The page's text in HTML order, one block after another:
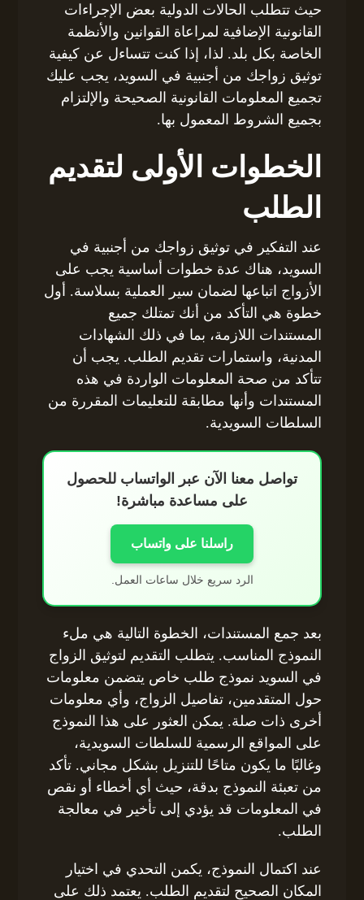
حيث تتطلب الحالات الدولية بعض الإجراءات
القانونية الإضافية لمراعاة القوانين والأنظمة
الخاصة بكل بلد. لذا، إذا كنت تتساءل عن كيفية
توثيق زواجك من أجنبية في السويد، يجب عليك
تجميع المعلومات القانونية الصحيحة والإلتزام
بجميع الشروط المعمول بها.
الخطوات الأولى لتقديم
الطلب
عند التفكير في توثيق زواجك من أجنبية في
السويد، هناك عدة خطوات أساسية يجب على
الأزواج اتباعها لضمان سير العملية بسلاسة. أول
خطوة هي التأكد من أنك تمتلك جميع
المستندات اللازمة، بما في ذلك الشهادات
المدنية، واستمارات تقديم الطلب. يجب أن
تتأكد من صحة المعلومات الواردة في هذه
المستندات وأنها مطابقة للتعليمات المقررة من
السلطات السويدية.
تواصل معنا الآن عبر الواتساب للحصول
على مساعدة مباشرة!
راسلنا على واتساب
الرد سريع خلال ساعات العمل.
بعد جمع المستندات، الخطوة التالية هي ملء
النموذج المناسب. يتطلب التقديم لتوثيق الزواج
في السويد نموذج طلب خاص يتضمن معلومات
حول المتقدمين، تفاصيل الزواج، وأي معلومات
أخرى ذات صلة. يمكن العثور على هذا النموذج
على المواقع الرسمية للسلطات السويدية،
وغالبًا ما يكون متاحًا للتنزيل بشكل مجاني. تأكد
من تعبئة النموذج بدقة، حيث أي أخطاء أو نقص
في المعلومات قد يؤدي إلى تأخير في معالجة
الطلب.
عند اكتمال النموذج، يكمن التحدي في اختيار
المكان الصحيح لتقديم الطلب. يعتمد ذلك على